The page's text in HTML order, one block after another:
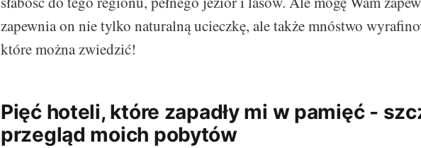
zapewnia on nie tylko naturalną ucieczkę, ale także mnóstwo
które można zwiedzić!
Pięć hoteli, które zapadły mi w pamięć -
przegląd moich pobytów